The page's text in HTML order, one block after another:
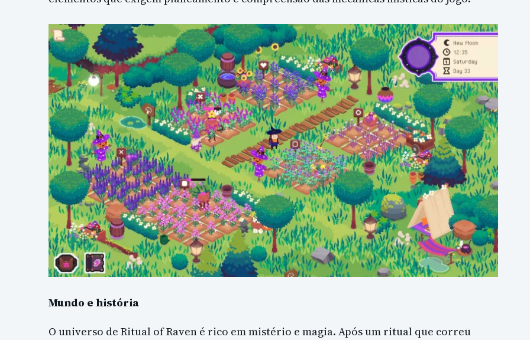
Mundo e história
O universo de Ritual of Raven é rico em mistério e magia. Após um ritual que correu